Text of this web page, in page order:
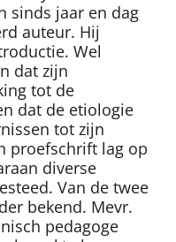
sinds jaar en dag
auteur. Hij
Wel
dat zijn
tot de
dat de etiologie
tot zijn
proefschrift lag op
diverse
Van de twee
bekend. Mevr.
pedagoge